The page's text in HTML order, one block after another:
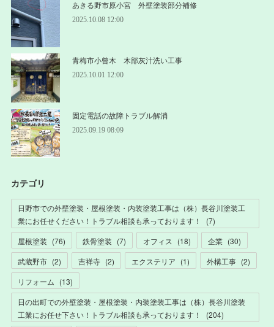
あきる野市原小宮 外壁塗装部分補修
2025.10.08 12:00
青梅市小曾木 木部灰汁洗い工事
2025.10.01 12:00
固定電話の故障トラブル解消
2025.09.19 08:09
カテゴリ
日野市での外壁塗装・屋根塗装・内装塗装工事は（株）長谷川塗装工
業にお任せください！トラブル相談も承っております！
(7)
屋根塗装 (76) 鉄骨塗装 (7) オフィス (18) 企業 (30)
武蔵野市 (2) 吉祥寺 (2) エクステリア (1) 外構工事 (2)
リフォーム (13)
日の出町での外壁塗装・屋根塗装・内装塗装工事は（株）長谷川塗装
工業にお任せ下さい！トラブル相談も承っております！
(204)